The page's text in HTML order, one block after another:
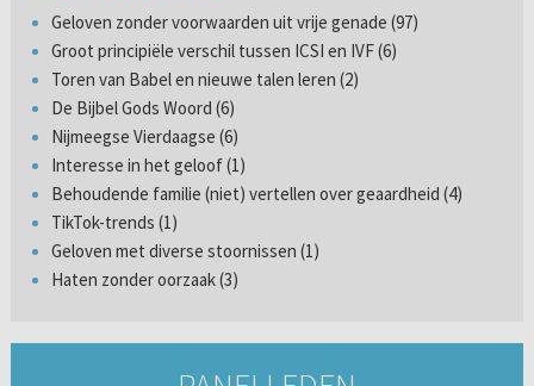
Geloven zonder voorwaarden uit vrije genade (97)
Groot principiële verschil tussen ICSI en IVF (6)
Toren van Babel en nieuwe talen leren (2)
De Bijbel Gods Woord (6)
Nijmeegse Vierdaagse (6)
Interesse in het geloof (1)
Behoudende familie (niet) vertellen over geaardheid (4)
TikTok-trends (1)
Geloven met diverse stoornissen (1)
Haten zonder oorzaak (3)